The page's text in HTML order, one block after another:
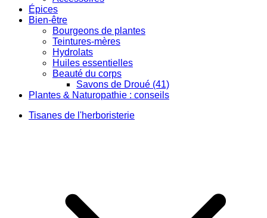
Épices
Bien-être
Bourgeons de plantes
Teintures-mères
Hydrolats
Huiles essentielles
Beauté du corps
Savons de Droué (41)
Plantes & Naturopathie : conseils
Tisanes de l'herboristerie